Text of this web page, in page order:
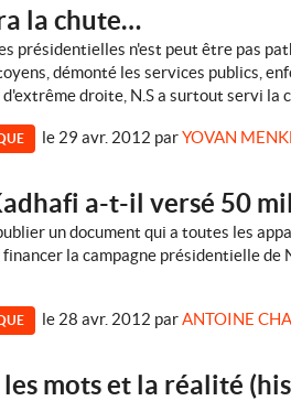
la chute…
présidentielles n'est peut être pas
démonté les services publics,
droite, N.S a surtout servi la
le 29 avr. 2012 parYOVAN
a-t-il versé 50
un document qui a toutes les
la campagne présidentielle
le 28 avr. 2012 parANTOINE
les mots et la réalité